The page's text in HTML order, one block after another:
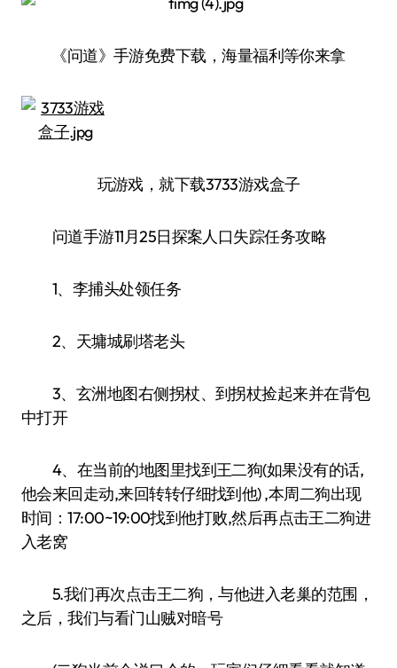
《问道》手游免费下载，海量福利等你来拿
玩游戏，就下载3733游戏盒子
问道手游11月25日探案人口失踪任务攻略
1、李捕头处领任务
2、天墉城刷塔老头
3、玄洲地图右侧拐杖、到拐杖捡起来并在背包
中打开
4、在当前的地图里找到王二狗(如果没有的话,
他会来回走动,来回转转仔细找到他) ,本周二狗出现
时间：17:00~19:00找到他打败,然后再点击王二狗进
入老窝
5.我们再次点击王二狗，与他进入老巢的范围，
之后，我们与看门山贼对暗号